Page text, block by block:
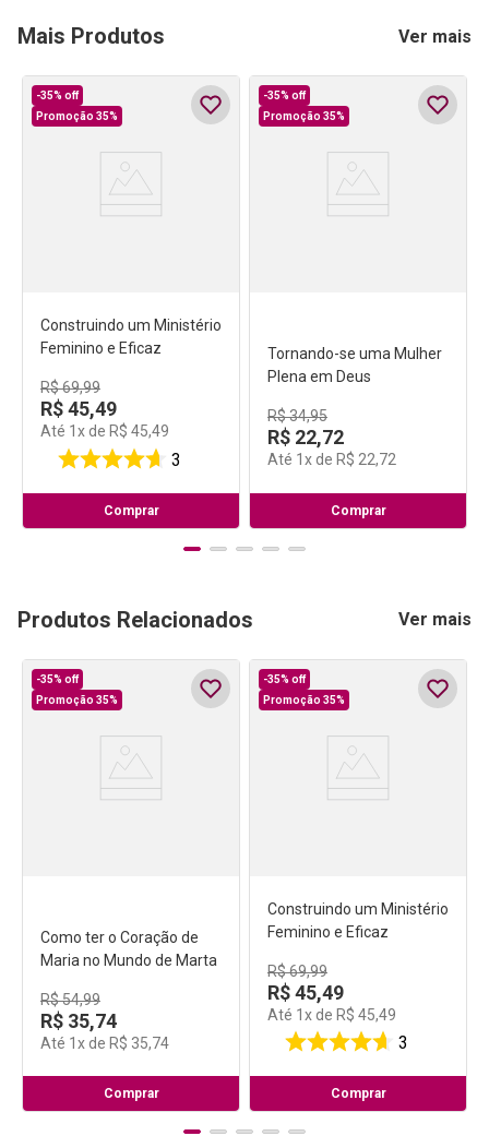
Mais Produtos Ver mais
-35% off
Promoção 35%
Construindo um Ministério
Feminino e Eficaz
R$69,99
R$45,49
Até 1 x de R$ 45,49
3
Comprar
-35% off
Promoção 35%
Plena em Deus
R$34 95
R$ 22,72
Até 1x deR$
Comprar
Produtos Relacionados Ver mais
-35% off
Promoção 35%
Maria no Mundo de Marta
R$5499
R$ 35,74
Até 1x deR$
Comprar
-35% off
Promoção 35%
Construindo um Ministério
Feminino e Eficaz
R$69,99
R$45,49
Até 1 x de R$ 45,49
3
Comprar